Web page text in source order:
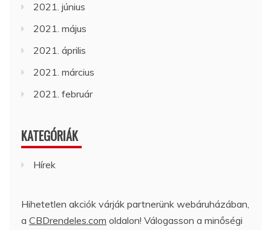
2021. június
2021. május
2021. április
2021. március
2021. február
KATEGÓRIÁK
Hírek
Hihetetlen akciók várják partnerünk webáruházában,
a CBDrendeles.com oldalon! Válogasson a minőségi